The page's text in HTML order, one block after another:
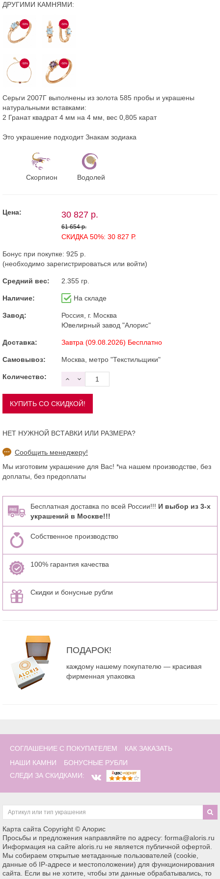
ДРУГИМИ КАМНЯМИ:
-50% -50%
-50% -50%
Серьги 2007Г выполнены из золота 585 пробы и украшены
натуральными вставками:
2 Гранат квадрат 4 мм на 4 мм, вес 0,805 карат
Это украшение подходит Знакам зодиака
Скорпион Водолей
Цена: 30 827 р.
61 654 р.
СКИДКА 50%: 30 827 Р.
Бонус при покупке: 925 р.
(необходимо зарегистрироваться или войти)
Средний вес: 2.355 гр.
Наличие: На складе
Завод:
Россия, г. Москва
Ювелирный завод "Алорис"
Доставка: Завтра (09.08.2026) Бесплатно
Самовывоз: Москва, метро "Текстильщики"
Количество:
НЕТ НУЖНОЙ ВСТАВКИ ИЛИ РАЗМЕРА?
Сообщить менеджеру!
Мы изготовим украшение для Вас! *на нашем производстве, без
доплаты, без предоплаты
Бесплатная доставка по всей России!!! И выбор из 3-х
украшений в Москве!!!
Собственное производство
100% гарантия качества
Скидки и бонусные рубли
ПОДАРОК!
каждому нашему покупателю — красивая
фирменная упаковка
СОГЛАШЕНИЕ С ПОКУПАТЕЛЕМ
КАК ЗАКАЗАТЬ
НАШИ КАМНИ
БОНУСНЫЕ РУБЛИ
СЛЕДИ ЗА СКИДКАМИ:
Карта сайта Copyright © Алорис
Просьбы и предложения направляйте по адресу: forma@aloris.ru
Информация на сайте aloris.ru не является публичной офертой.
Мы собираем открытые метаданные пользователей (cookie,
данные об IP-адресе и местоположении) для функционирования
сайта. Если вы не хотите, чтобы эти данные обрабатывались, то